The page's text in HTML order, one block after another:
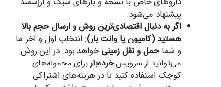
پیشنهاد می‌شود.
اگر به دنبال اقتصادی‌ترین روش و ارسال حجم بالا
هستید (کامیون یا وانت بار): انتخاب اول و آخر ما
و شماحمل و نقل زمینیخواهد بود. در این روش
می‌توانید از سرویسخرده‌باربرای محموله‌های
کوچک استفاده کنید تا در هزینه‌های اشتراکی